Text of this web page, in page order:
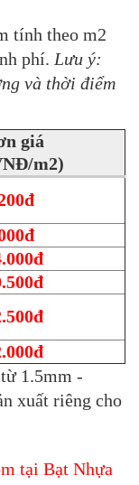
tính theo m2
phí. Lưu ý:
và thời điểm
giá
m2)
1.5mm -
xuất riêng cho
tại Bạt Nhựa